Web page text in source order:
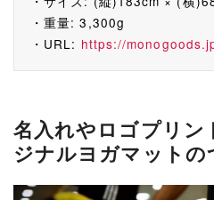
・重量: 3,300g
・URL: https://
名入れやロゴプリン
ジナルヨガマットの